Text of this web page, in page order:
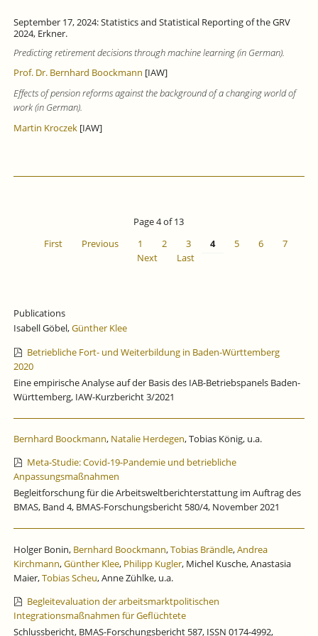
September 17, 2024: Statistics and Statistical Reporting of the GRV
2024, Erkner.
Predicting retirement decisions through machine learning (in German).
Prof. Dr. Bernhard Boockmann [IAW]
Effects of pension reforms against the background of a changing world of
work (in German).
Martin Kroczek[IAW]
Page 4 of 13
First
Previous 1 2 3 4 5 6
7
Next
Last
Publications
Isabell Göbel,Günther Klee
Betriebliche Fort- und Weiterbildung in Baden-Württemberg
2020
Eine empirische Analyse auf der Basis des IAB-Betriebspanels Baden-
Württemberg, IAW-Kurzbericht 3/2021
Bernhard Boockmann, Natalie Herdegen, Tobias König, u.a.
Meta-Studie: Covid-19-Pandemie und betriebliche
Anpassungsmaßnahmen
Begleitforschung für die Arbeitsweltberichterstattung im Auftrag des
BMAS, Band 4, BMAS-Forschungsbericht 580/4, November 2021
Holger Bonin, Bernhard Boockmann,Tobias Brändle,Andrea
Kirchmann,Günther Klee, Philipp Kugler, Michel Kusche, Anastasia
Maier,Tobias Scheu, Anne Zühlke, u.a.
Begleitevaluation der arbeitsmarktpolitischen
Integrationsmaßnahmen für Geflüchtete
Schlussbericht, BMAS-Forschungsbericht 587, ISSN 0174-4992,